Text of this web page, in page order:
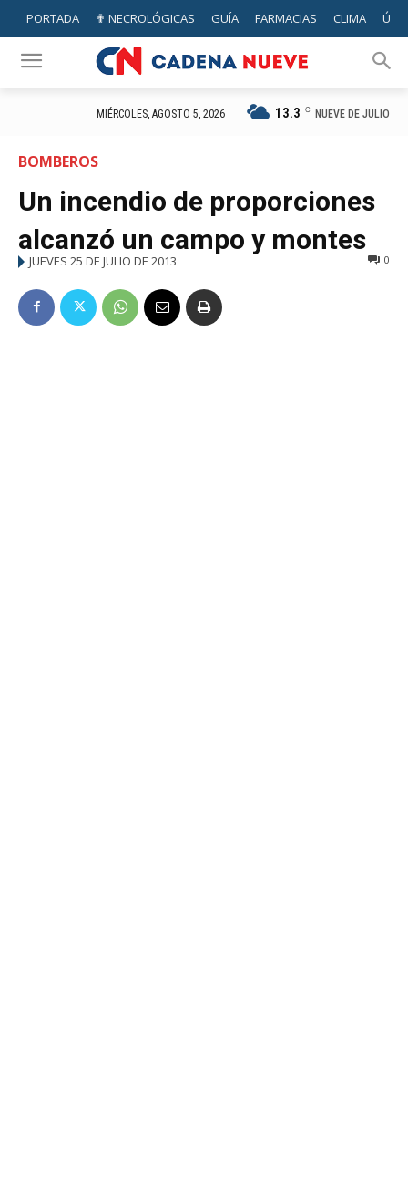
PORTADA ✟ NECROLÓGICAS GUÍA FARMACIAS CLIMA
MIÉRCOLES, AGOSTO 5, 2026 13.3 C NUEVE DE JULIO
BOMBEROS
Un incendio de proporciones
alcanzó un campo y montes
JUEVES 25 DE JULIO DE 2013 0